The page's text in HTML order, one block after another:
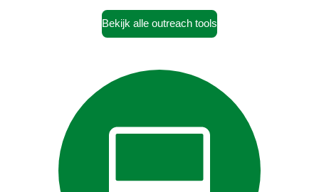
Bekijk alle outreach tools